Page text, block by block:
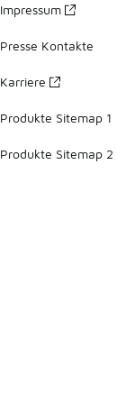
Impressum
Presse Kontakte
Karriere
Produkte Sitemap 1
Produkte Sitemap 2